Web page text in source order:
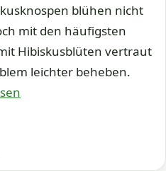
blühen nicht
mit den häufigsten
Hibiskusblüten vertraut
leichter beheben.